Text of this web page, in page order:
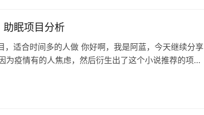
助眠项目分析
适合时间多的人做 你好啊，我是阿蓝，今天继续分享
为疫情有的人焦虑，然后衍生出了这个小说推荐的项